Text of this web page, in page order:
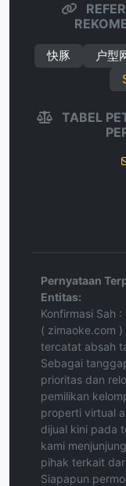
快豚 户型
TABEL
Pernyataan
Entitas:
Konfirmasi Sah
( zimaoke.com
tercatat absah
Sebagai
prioritas dan
pemilikan
properti virtual
dijual kini pada
kami
pihak terkait
Siapapun